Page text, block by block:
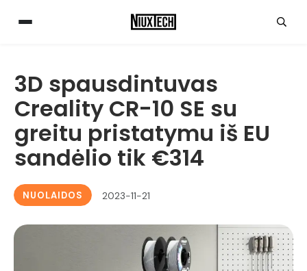
3D spausdintuvas
Creality CR-10 SE su
greitu pristatymu iš EU
sandėlio tik €314
NUOLAIDOS 2023-11-21